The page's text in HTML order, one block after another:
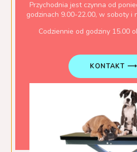
Diagnostyka oraz leczenie
DIAGNOSTYKA
Przychodnia jest czynna od
godzinach 9.00-22.00, w soboty i
Codziennie od godziny 15.00
KONTAKT ⟶